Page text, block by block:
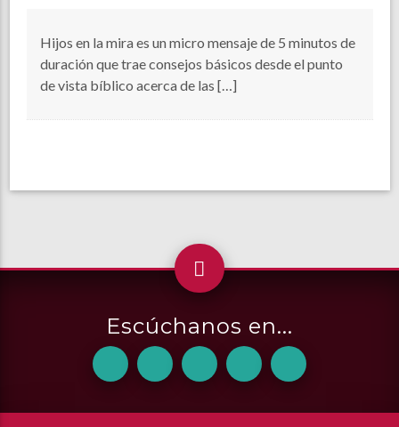
Hijos en la mira es un micro mensaje de 5 minutos de
duración que trae consejos básicos desde el punto
de vista bíblico acerca de las […]
Escúchanos en...